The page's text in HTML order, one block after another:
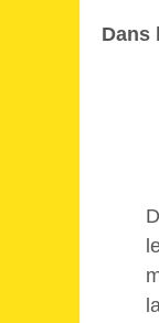
Dans